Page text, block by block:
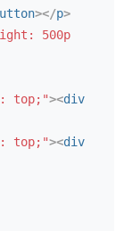
></p>
500p
top;"><div
top;"><div